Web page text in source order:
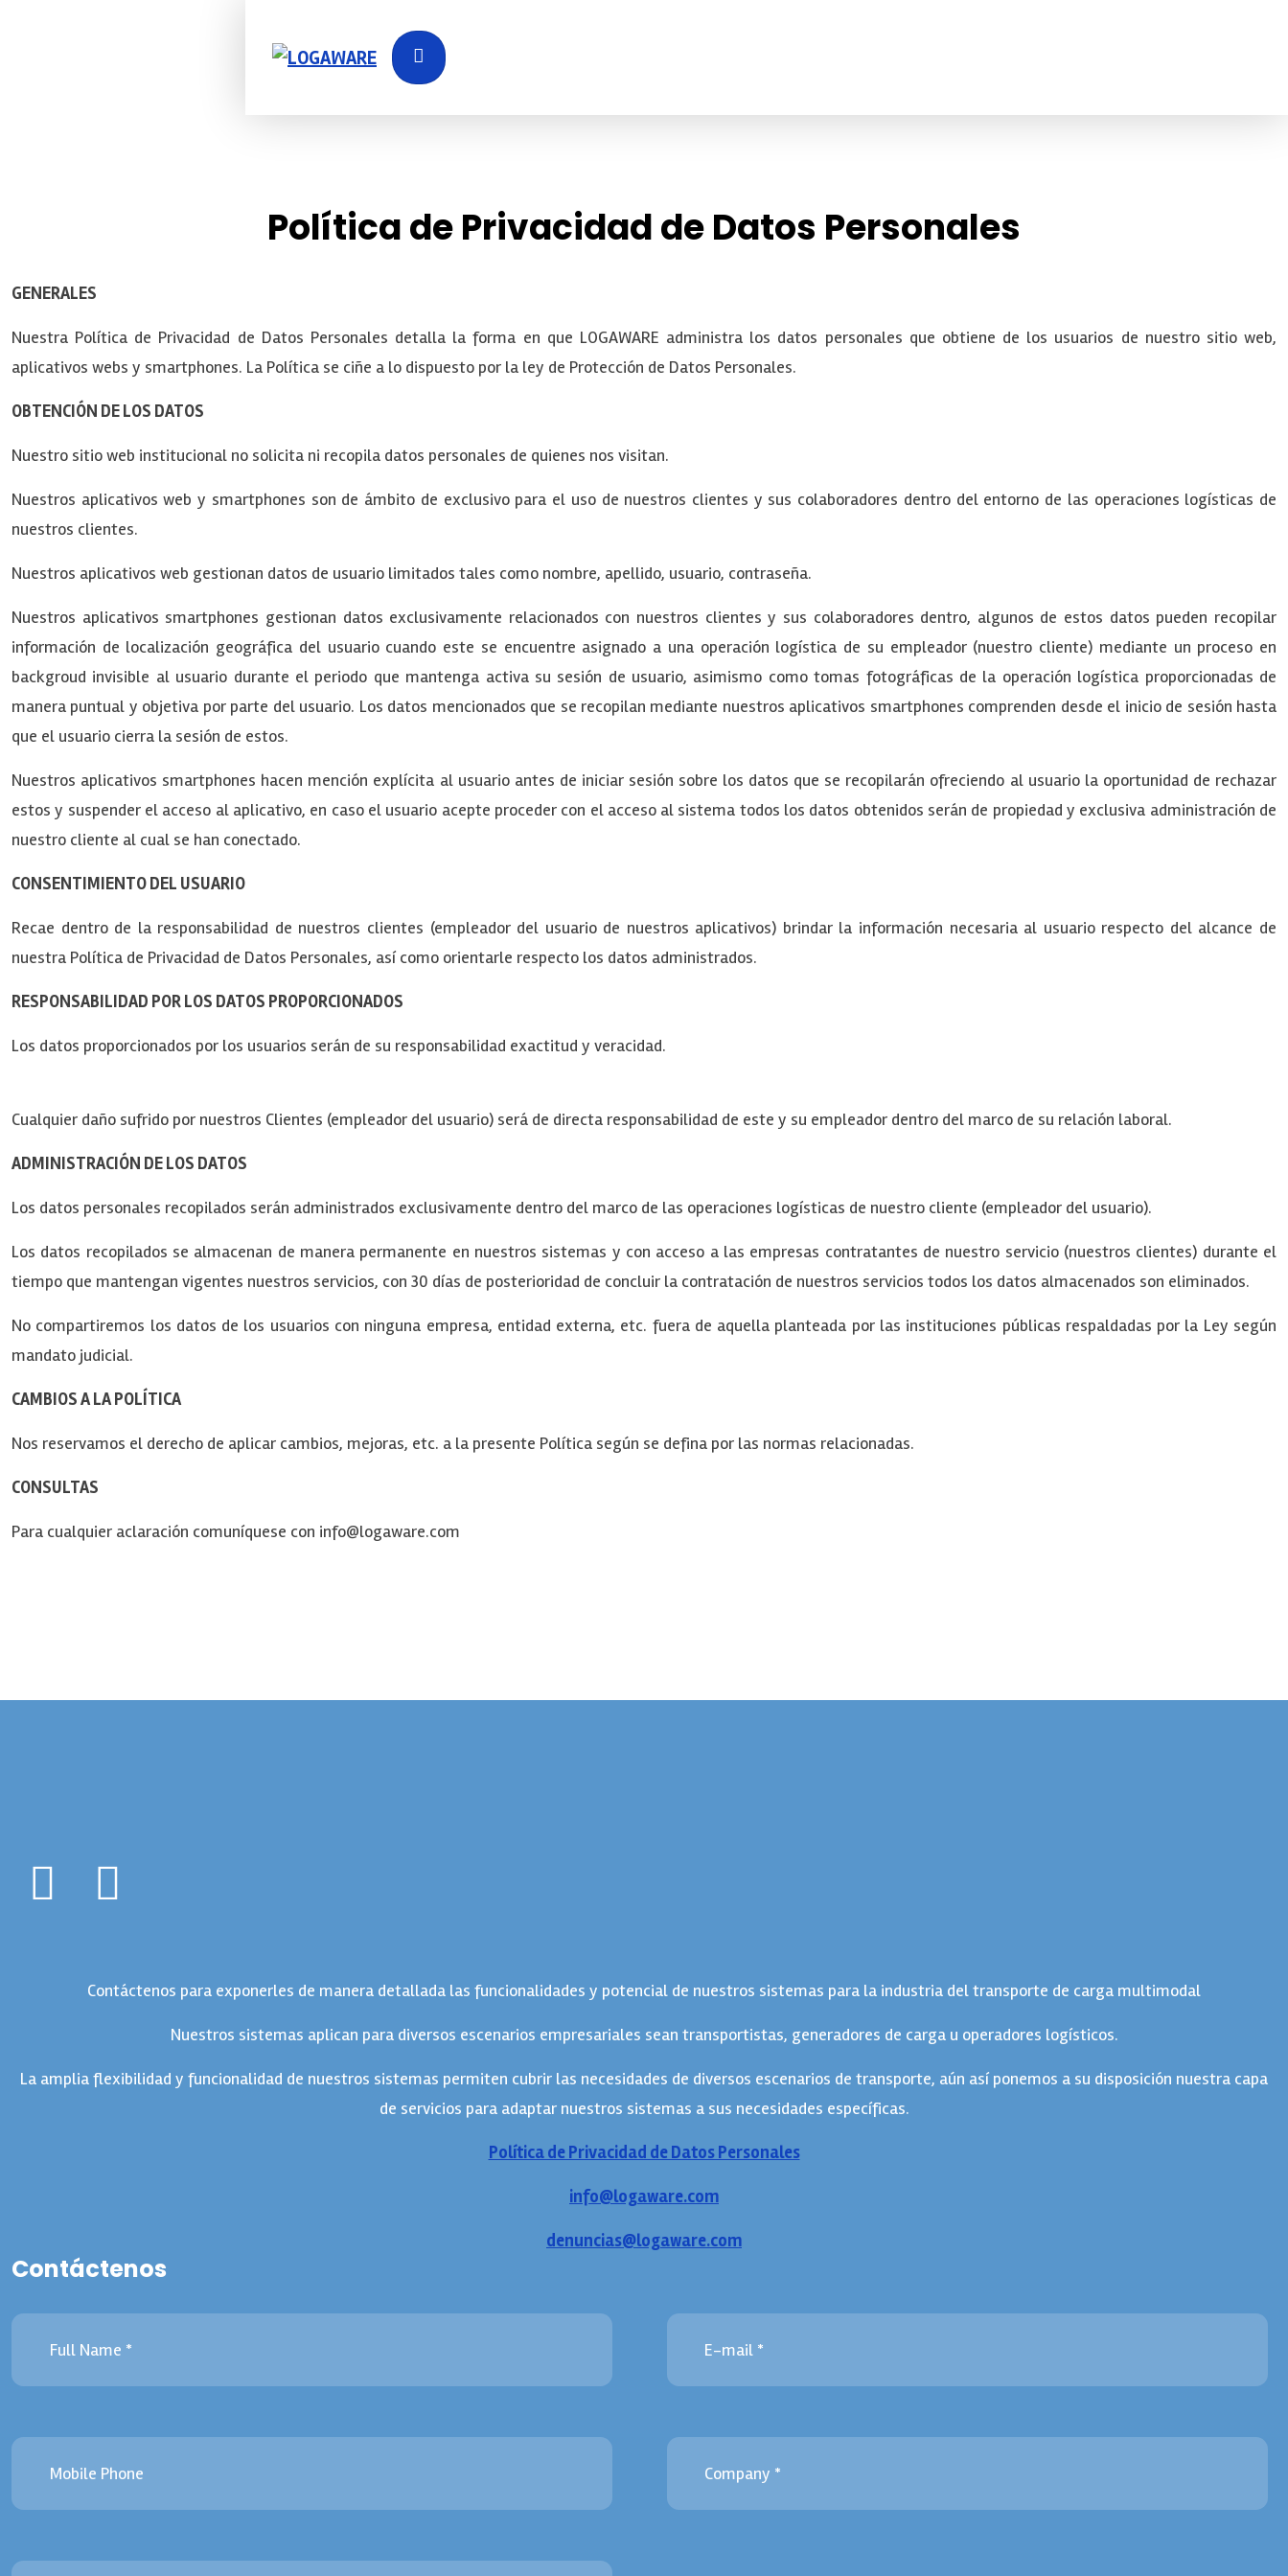
Política de Privacidad de Datos Personales
GENERALES
Nuestra Política de Privacidad de Datos Personales detalla la forma en que LOGAWARE administra los datos personales que obtiene de los usuarios de nuestro sitio web,
aplicativos webs y smartphones. La Política se ciñe a lo dispuesto por la ley de Protección de Datos Personales.
OBTENCIÓN DE LOS DATOS
Nuestro sitio web institucional no solicita ni recopila datos personales de quienes nos visitan.
Nuestros aplicativos web y smartphones son de ámbito de exclusivo para el uso de nuestros clientes y sus colaboradores dentro del entorno de las operaciones logísticas de
nuestros clientes.
Nuestros aplicativos web gestionan datos de usuario limitados tales como nombre, apellido, usuario, contraseña.
Nuestros aplicativos smartphones gestionan datos exclusivamente relacionados con nuestros clientes y sus colaboradores dentro, algunos de estos datos pueden recopilar
información de localización geográfica del usuario cuando este se encuentre asignado a una operación logística de su empleador (nuestro cliente) mediante un proceso en
backgroud invisible al usuario durante el periodo que mantenga activa su sesión de usuario, asimismo como tomas fotográficas de la operación logística proporcionadas de
manera puntual y objetiva por parte del usuario. Los datos mencionados que se recopilan mediante nuestros aplicativos smartphones comprenden desde el inicio de sesión hasta
que el usuario cierra la sesión de estos.
Nuestros aplicativos smartphones hacen mención explícita al usuario antes de iniciar sesión sobre los datos que se recopilarán ofreciendo al usuario la oportunidad de rechazar
estos y suspender el acceso al aplicativo, en caso el usuario acepte proceder con el acceso al sistema todos los datos obtenidos serán de propiedad y exclusiva administración de
nuestro cliente al cual se han conectado.
CONSENTIMIENTO DEL USUARIO
Recae dentro de la responsabilidad de nuestros clientes (empleador del usuario de nuestros aplicativos) brindar la información necesaria al usuario respecto del alcance de
nuestra Política de Privacidad de Datos Personales, así como orientarle respecto los datos administrados.
RESPONSABILIDAD POR LOS DATOS PROPORCIONADOS
Los datos proporcionados por los usuarios serán de su responsabilidad exactitud y veracidad.
Cualquier daño sufrido por nuestros Clientes (empleador del usuario) será de directa responsabilidad de este y su empleador dentro del marco de su relación laboral.
ADMINISTRACIÓN DE LOS DATOS
Los datos personales recopilados serán administrados exclusivamente dentro del marco de las operaciones logísticas de nuestro cliente (empleador del usuario).
Los datos recopilados se almacenan de manera permanente en nuestros sistemas y con acceso a las empresas contratantes de nuestro servicio (nuestros clientes) durante el
tiempo que mantengan vigentes nuestros servicios, con 30 días de posterioridad de concluir la contratación de nuestros servicios todos los datos almacenados son eliminados.
No compartiremos los datos de los usuarios con ninguna empresa, entidad externa, etc. fuera de aquella planteada por las instituciones públicas respaldadas por la Ley según
mandato judicial.
CAMBIOS A LA POLÍTICA
Nos reservamos el derecho de aplicar cambios, mejoras, etc. a la presente Política según se defina por las normas relacionadas.
CONSULTAS
Para cualquier aclaración comuníquese con info@logaware.com
Contáctenos para exponerles de manera detallada las funcionalidades y potencial de nuestros sistemas para la industria del transporte de carga multimodal
Nuestros sistemas aplican para diversos escenarios empresariales sean transportistas, generadores de carga u operadores logísticos.
La amplia flexibilidad y funcionalidad de nuestros sistemas permiten cubrir las necesidades de diversos escenarios de transporte, aún así ponemos a su disposición nuestra capa
de servicios para adaptar nuestros sistemas a sus necesidades específicas.
Política de Privacidad de Datos Personales
info@logaware.com
denuncias@logaware.com
Contáctenos